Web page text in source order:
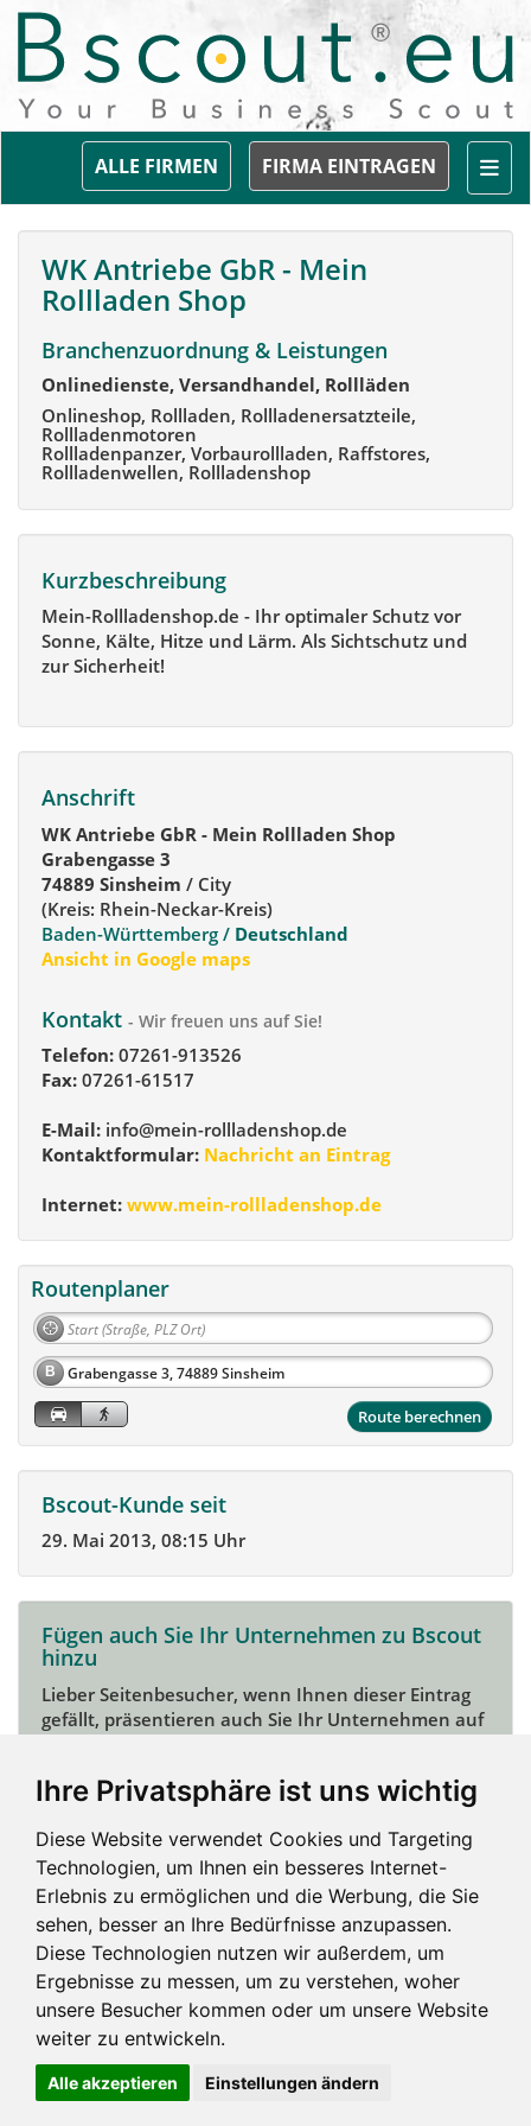
Ihre Privatsphäre ist uns wichtig
Diese Website verwendet Cookies und Targeting
Technologien, um Ihnen ein besseres Internet-
Erlebnis zu ermöglichen und die Werbung, die Sie
sehen, besser an Ihre Bedürfnisse anzupassen.
Diese Technologien nutzen wir außerdem, um
Ergebnisse zu messen, um zu verstehen, woher
unsere Besucher kommen oder um unsere Website
weiter zu entwickeln.
Alle akzeptieren Einstellungen ändern
FIRMA EINTRAGEN
ALLE FIRMEN
WK Antriebe GbR - Mein
Rollladen Shop
Branchenzuordnung & Leistungen
Onlinedienste, Versandhandel, Rollläden
Onlineshop, Rollladen, Rollladenersatzteile,
Rollladenmotoren
Rollladenpanzer, Vorbaurollladen, Raffstores,
Rollladenwellen, Rollladenshop
Kurzbeschreibung
Mein-Rollladenshop.de - Ihr optimaler Schutz vor
Sonne, Kälte, Hitze und Lärm. Als Sichtschutz und
zur Sicherheit!
Anschrift
WK Antriebe GbR - Mein Rollladen Shop
Grabengasse 3
74889 Sinsheim / City
(Kreis: Rhein-Neckar-Kreis)
Baden-Württemberg / Deutschland
Ansicht in Google maps
Kontakt - Wir freuen uns auf Sie!
Telefon: 07261-913526
Fax: 07261-61517
E-Mail: info@mein-rollladenshop.de
Kontaktformular: Nachricht an Eintrag
Internet: www.mein-rollladenshop.de
Routenplaner
B
Route berechnen
Bscout-Kunde seit
29. Mai 2013, 08:15 Uhr
Fügen auch Sie Ihr Unternehmen zu Bscout
hinzu
Lieber Seitenbesucher, wenn Ihnen dieser Eintrag
gefällt, präsentieren auch Sie Ihr Unternehmen auf
Mein Unternehmen hinzufügen
Impressum und mehr